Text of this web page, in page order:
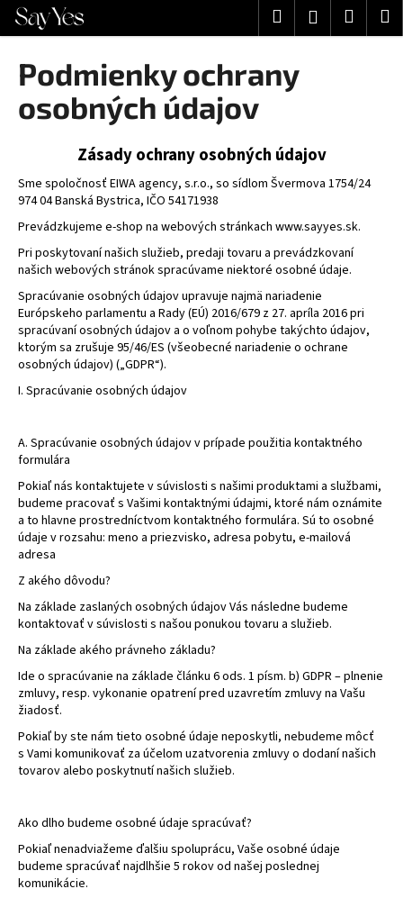
Prejsť
obsah
HľadaťPrihlásenie
Podmienky ochrany
osobných údajov
Zásady ochrany osobných údajov
Sme spoločnosť EIWA agency, s.r.o., so sídlom Švermova 1754/24
974 04 Banská Bystrica, IČO 54171938
Prevádzkujeme e-shop na webových stránkach www.sayyes.sk.
Pri poskytovaní našich služieb, predaji tovaru a prevádzkovaní
našich webových stránok spracúvame niektoré osobné údaje.
Spracúvanie osobných údajov upravuje najmä nariadenie
Európskeho parlamentu a Rady (EÚ) 2016/679 z 27. apríla 2016 pri
spracúvaní osobných údajov a o voľnom pohybe takýchto údajov,
ktorým sa zrušuje 95/46/ES (všeobecné nariadenie o ochrane
osobných údajov) („GDPR“).
I. Spracúvanie osobných údajov
A. Spracúvanie osobných údajov v prípade použitia kontaktného
formulára
Pokiaľ nás kontaktujete v súvislosti s našimi produktami a službami,
budeme pracovať s Vašimi kontaktnými údajmi, ktoré nám oznámite
a to hlavne prostredníctvom kontaktného formulára. Sú to osobné
údaje v rozsahu: meno a priezvisko, adresa pobytu, e-mailová
adresa
Z akého dôvodu?
Na základe zaslaných osobných údajov Vás následne budeme
kontaktovať v súvislosti s našou ponukou tovaru a služieb.
Na základe akého právneho základu?
Ide o spracúvanie na základe článku 6 ods. 1 písm. b) GDPR – plnenie
zmluvy, resp. vykonanie opatrení pred uzavretím zmluvy na Vašu
žiadosť.
Pokiaľ by ste nám tieto osobné údaje neposkytli, nebudeme môcť
s Vami komunikovať za účelom uzatvorenia zmluvy o dodaní našich
tovarov alebo poskytnutí našich služieb.
Ako dlho budeme osobné údaje spracúvať?
Pokiaľ nenadviažeme ďalšiu spoluprácu, Vaše osobné údaje
budeme spracúvať najdlhšie 5 rokov od našej poslednej
komunikácie.
o
Č
o
t
r
e
b
u
j
e
t
e
n
j
ť
?
HĽADAŤ
O
d
p
o
r
a
m
e